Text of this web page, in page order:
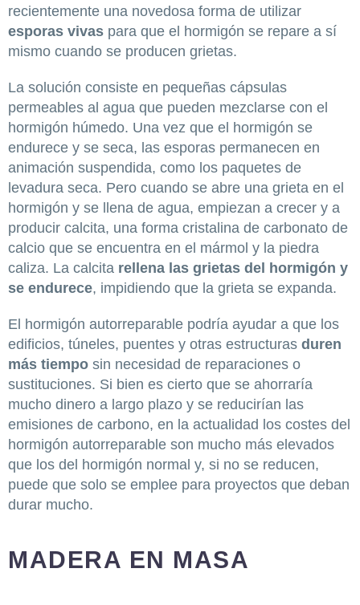
recientemente una novedosa forma de utilizar
esporas vivas para que el hormigón se repare a sí
mismo cuando se producen grietas.
La solución consiste en pequeñas cápsulas
permeables al agua que pueden mezclarse con el
hormigón húmedo. Una vez que el hormigón se
endurece y se seca, las esporas permanecen en
animación suspendida, como los paquetes de
levadura seca. Pero cuando se abre una grieta en el
hormigón y se llena de agua, empiezan a crecer y a
producir calcita, una forma cristalina de carbonato de
calcio que se encuentra en el mármol y la piedra
caliza. La calcita rellena las grietas del hormigón y
se endurece, impidiendo que la grieta se expanda.
El hormigón autorreparable podría ayudar a que los
edificios, túneles, puentes y otras estructuras duren
más tiempo sin necesidad de reparaciones o
sustituciones. Si bien es cierto que se ahorraría
mucho dinero a largo plazo y se reducirían las
emisiones de carbono, en la actualidad los costes del
hormigón autorreparable son mucho más elevados
que los del hormigón normal y, si no se reducen,
puede que solo se emplee para proyectos que deban
durar mucho.
MADERA EN MASA